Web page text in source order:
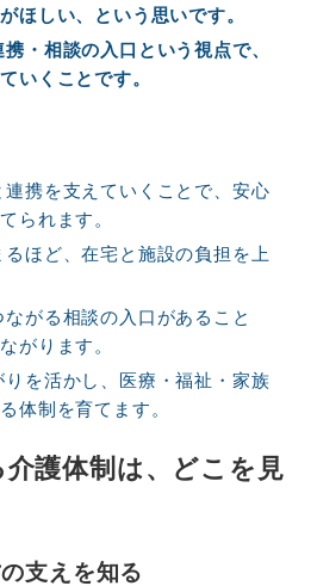
ほしい、という思いです。
・相談の入口という視点で、
いくことです。
携を支えていくことで、安心
られます。
ほど、在宅と施設の負担を上
がる相談の入口があること
がります。
を活かし、医療・福祉・家族
体制を育てます。
護体制は、どこを見
支えを知る